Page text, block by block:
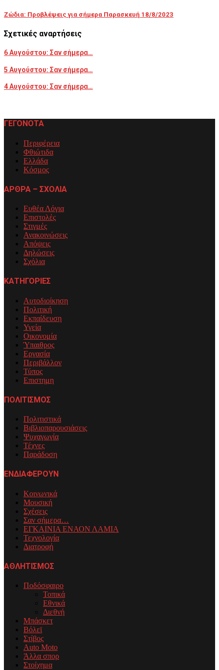
Ζώδια: Προβλέψεις για σήμερα Παρασκευή 18/8/2023
Σχετικές αναρτήσεις
6 Αυγούστου: Σαν σήμερα…
5 Αυγούστου: Σαν σήμερα…
4 Αυγούστου: Σαν σήμερα…
ΓΕΓΟΝΟΤΑ
Περιφέρεια
Φθιώτιδα
Ελλάδα
Κόσμος
ΑΡΘΡΑ – ΣΧΟΛΙΑ
Ευθέα Λόγια
Επιστολές
Στιγμές
Ανακοινώσεις
Απόψεις
Δηλώσεις
Σχόλια
ΚΑΤΗΓΟΡΙΕΣ
Αυτοδιοίκηση
Πολιτική
Εκπαίδευση
Υγεία
Οικονομία
Ύπαιθρος
Εργασία
Περιβάλλον
Τύπος
Επιστημη
ΠΟΛΙΤΙΣΜΟΣ
Πολιτιστικά
Βιβλιοπαρουσιάσεις
Ψυχαγωγία
Τέχνες
Παράδοση
ΕΝΔΙΑΦΕΡΟΥΝ
Κοινωνικά
Μουσική
Σχέσεις
Σαν σήμερα…
ΕΓΚΑΙΝΙΑ ΕΝΑΟΝ ΛΑΜΙΑ
Τεχνολογία
Διατροφή
ΑΘΛΗΤΙΣΜΟΣ
Ποδόσφαιρο
Τοπικά
Εθνικά
Διεθνή
Μπάσκετ
Βόλεϊ
Στίβος
Auto Moto
Άλλα σπορ
Στοίχημα